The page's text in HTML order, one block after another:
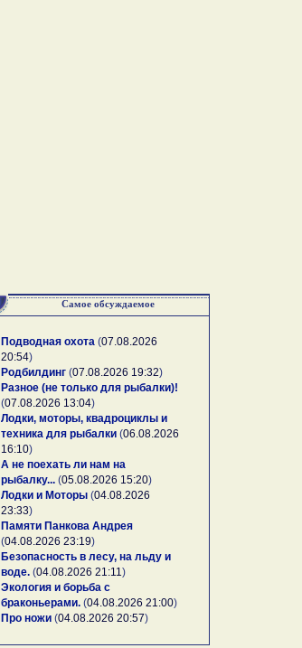
Самое обсуждаемое
Подводная охота(07.08.2026
20:54)
Родбилдинг(07.08.2026 19:32)
Разное (не только для рыбалки)!
(07.08.2026 13:04)
Лодки, моторы, квадроциклы и
техника для рыбалки(06.08.2026
16:10)
А не поехать ли нам на
рыбалку...(05.08.2026 15:20)
Лодки и Моторы(04.08.2026
23:33)
Памяти Панкова Андрея
(04.08.2026 23:19)
Безопасность в лесу, на льду и
воде.(04.08.2026 21:11)
Экология и борьба с
браконьерами.(04.08.2026 21:00)
Про ножи(04.08.2026 20:57)